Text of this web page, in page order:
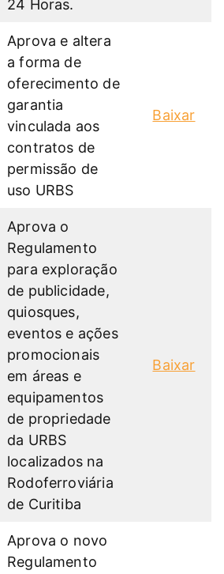
24 Horas.
Aprova e altera
a forma de
oferecimento de
garantia
vinculada aos
contratos de
permissão de
uso URBS
Baixar
Aprova o
Regulamento
para exploração
de publicidade,
quiosques,
eventos e ações
promocionais
em áreas e
equipamentos
de propriedade
da URBS
localizados na
Rodoferroviária
de Curitiba
Baixar
Aprova o novo
Regulamento